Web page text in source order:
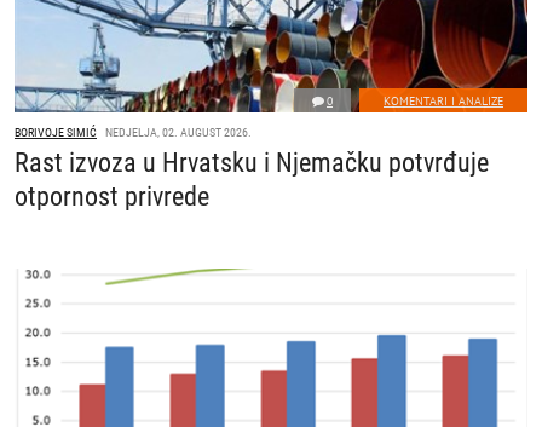
0 KOMENTARI I ANALIZE
BORIVOJE SIMIĆ NEDJELJA, 02. AUGUST 2026.
Rast izvoza u Hrvatsku i Njemačku potvrđuje
otpornost privrede